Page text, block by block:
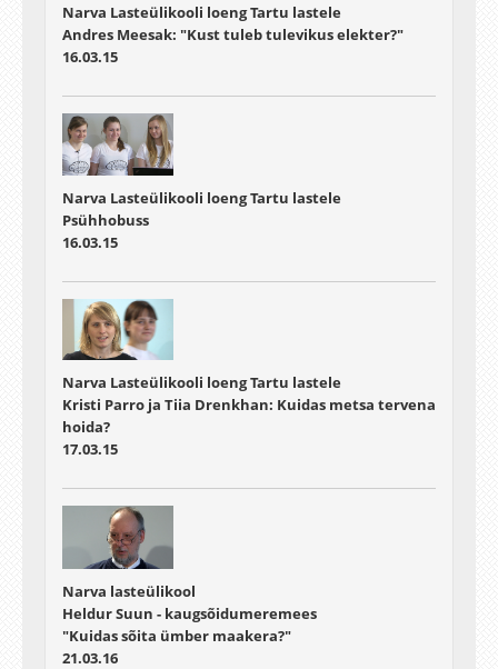
Narva Lasteülikooli loeng Tartu lastele
Andres Meesak: "Kust tuleb tulevikus elekter?"
16.03.15
Narva Lasteülikooli loeng Tartu lastele
Psühhobuss
16.03.15
Narva Lasteülikooli loeng Tartu lastele
Kristi Parro ja Tiia Drenkhan: Kuidas metsa tervena
hoida?
17.03.15
Narva lasteülikool
Heldur Suun - kaugsõidumeremees
"Kuidas sõita ümber maakera?"
21.03.16